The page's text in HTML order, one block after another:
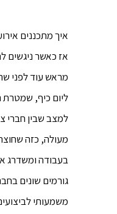
איך מתכננים
אז כאשר ניגשים
מראש עוד לפני
ליום כיף, שמטרת
למצב שבין חברי
מעולה, כזה
בעבודה ומשדרג
גורמים שונים
משמעותי